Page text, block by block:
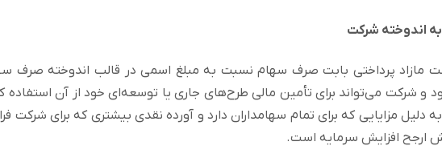
مازاد پرداختی بابت صرف سهام نسبت به مبلغ اسمی در قالب اندوخته صرف
و شرکت می‌تواند برای تأمین مالی طرح‌های جاری یا توسعه‌ای خود از آن استفاده
دلیل مزایایی که برای تمام سهامداران دارد و آورده نقدی بیشتری که برای شرکت
ارجح افزایش سرمایه است.